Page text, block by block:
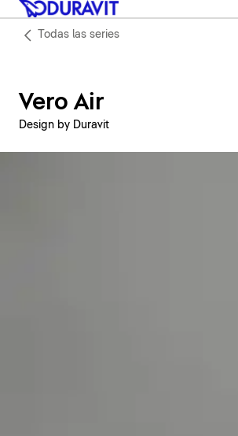
Todas las series
Vero Air
Design by Duravit